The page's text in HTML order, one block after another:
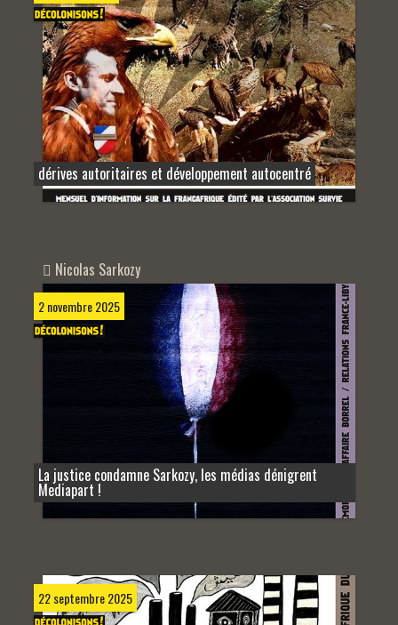
dérives autoritaires et développement autocentré
Nicolas Sarkozy
2 novembre 2025
La justice condamne Sarkozy, les médias dénigrent
Mediapart !
22 septembre 2025